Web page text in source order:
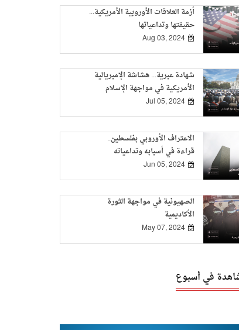
أزمة العلاقات الأوروبية الأمريكية...
حقيقتها وتداعياتها
Aug 03, 2024
شهادة عبرية... هشاشة الإمبريالية
الأمريكية في مواجهة الإسلام
Jul 05, 2024
الاعتراف الأوروبي بفلسطين..
قراءة في أسبابه وتداعياته
Jun 05, 2024
الصهيونية في مواجهة الثورة
الأكاديمية
May 07, 2024
في أسبوع